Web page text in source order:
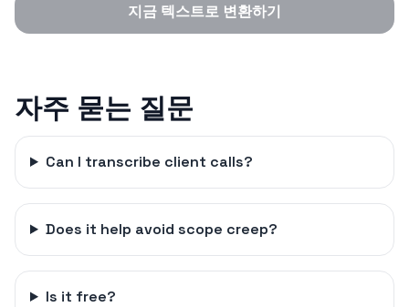
지금 텍스트로 변환하기
자주 묻는 질문
Can I transcribe client calls?
Does it help avoid scope creep?
Is it free?